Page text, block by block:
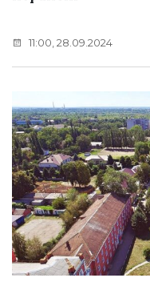
11:00, 28.09.2024